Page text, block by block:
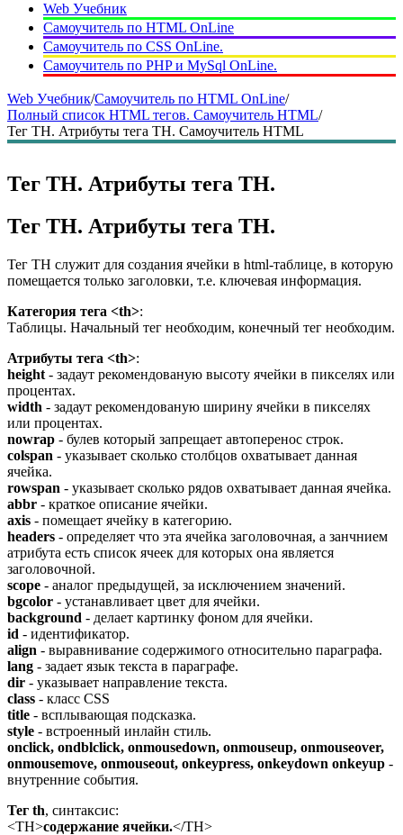
Web Учебник
Самоучитель по HTML OnLine
Самоучитель по CSS OnLine.
Самоучитель по PHP и MySql OnLine.
Web Учебник/Самоучитель по HTML OnLine/
Полный список HTML тегов. Самоучитель HTML/
Тег TH. Атрибуты тега TH. Самоучитель HTML
Тег TH. Атрибуты тега TH.
Тег TH. Атрибуты тега TH.
Тег TH служит для создания ячейки в html-таблице, в которую
помещается только заголовки, т.е. ключевая информация.
Категория тега <th>:
Таблицы. Начальный тег необходим, конечный тег необходим.
Атрибуты тега <th>:
height - задаут рекомендованую высоту ячейки в пикселях или
процентах.
width - задаут рекомендованую ширину ячейки в пикселях
или процентах.
nowrap - булев который запрещает автоперенос строк.
colspan - указывает сколько столбцов охватывает данная
ячейка.
rowspan - указывает сколько рядов охватывает данная ячейка.
abbr - краткое описание ячейки.
axis - помещает ячейку в категорию.
headers - определяет что эта ячейка заголовочная, а занчнием
атрибута есть список ячеек для которых она является
заголовочной.
scope - аналог предыдущей, за исключением значений.
bgcolor - устанавливает цвет для ячейки.
background - делает картинку фоном для ячейки.
id - идентификатор.
align - выравнивание содержимого относительно параграфа.
lang - задает язык текста в параграфе.
dir - указывает направление текста.
class - класс CSS
title - всплывающая подсказка.
style - встроенный инлайн стиль.
onclick, ondblclick, onmousedown, onmouseup, onmouseover,
onmousemove, onmouseout, onkeypress, onkeydown onkeyup -
внутренние события.
Тег th, синтаксис:
<TH>содержание ячейки.</TH>